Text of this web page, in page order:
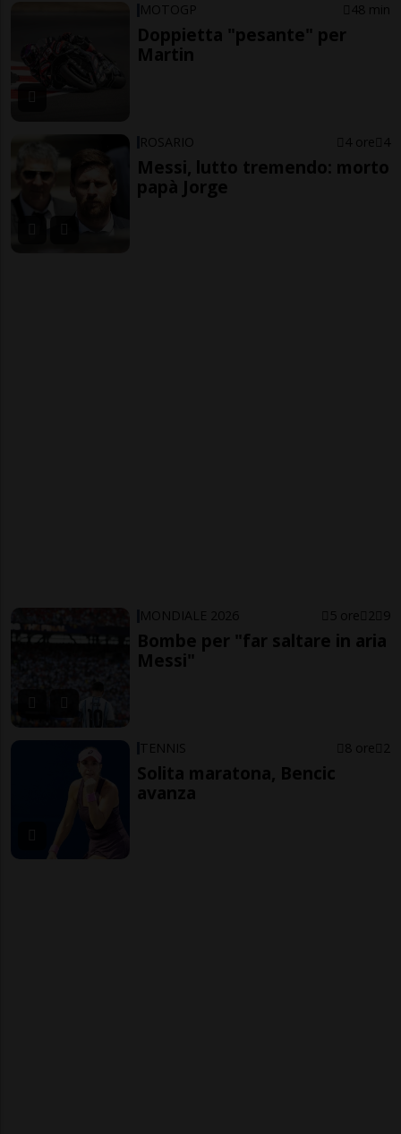
MOTOGP 48 min
Doppietta "pesante" per
Martin
ROSARIO 4 ore 4
Messi, lutto tremendo: morto
papà Jorge
MONDIALE 2026 5 ore 2 9
Bombe per "far saltare in aria
Messi"
TENNIS 8 ore 2
Solita maratona, Bencic
avanza